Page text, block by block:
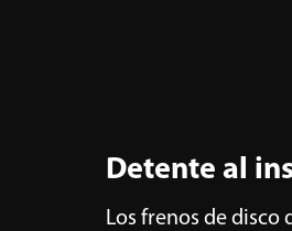
Detente al
Los frenos de disco